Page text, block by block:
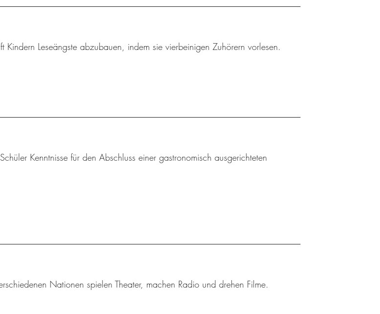
Kindern Leseängste abzubauen, indem sie vierbeinigen Zuhörern vorlesen.
Kenntnisse für den Abschluss einer gastronomisch ausgerichteten
Nationen spielen Theater, machen Radio und drehen Filme.